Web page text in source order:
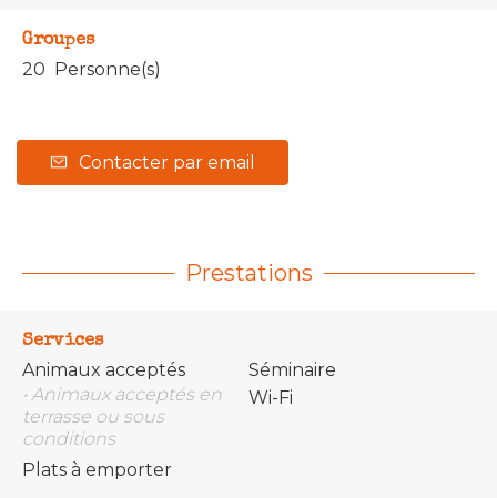
Groupes
20 Personne(s)
Contacter par email
Prestations
Services
Animaux acceptés
• Animaux acceptés en
terrasse ou sous
conditions
Plats à emporter
Séminaire
Wi-Fi